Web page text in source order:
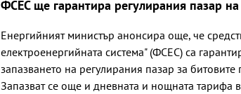
ФСЕС ще гарантира регулирания пазар
Енергийният министър анонсира още, че
електроенергийната система" (ФСЕС) са
запазването на регулирания пазар за
Запазват се още и дневната и нощната тарифа